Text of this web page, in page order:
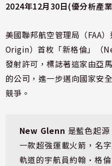
2024年12月30日(優分析產
美國聯邦航空管理局（FAA
Origin）首枚「新格倫」（
發射許可，標誌著這家由亞
的公司，進一步邁向國家安
競爭。
New Glenn 是藍色起
一款超強運載火箭，名
軌道的宇航員約翰·格